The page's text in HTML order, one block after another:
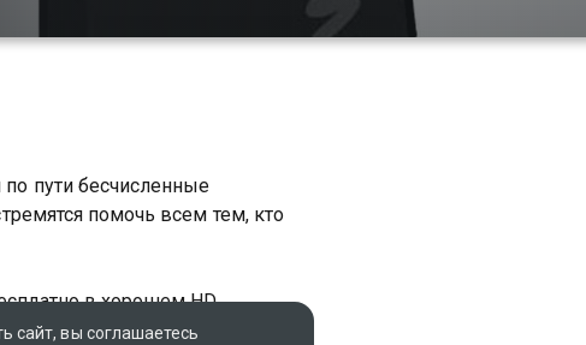
пути бесчисленные
помочь всем тем, кто
в хорошем HD
сайт, вы соглашаетесь